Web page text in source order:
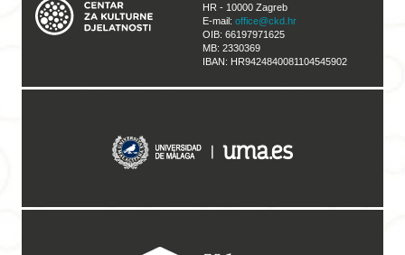
HR - 10000 Zagreb
E-mail: office@ckd.hr
OIB: 66197971625
MB: 2330369
IBAN: HR9424840081104545902